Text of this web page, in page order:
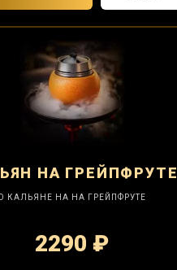
НА ГРЕЙПФРУТЕ
КАЛЬЯНЕ НА НА ГРЕЙПФРУТЕ
2290 ₽